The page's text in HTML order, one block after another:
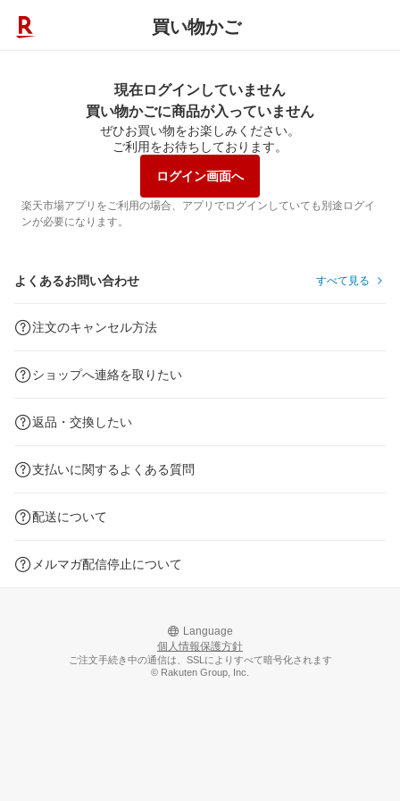
買い物かご
現在ログインしていません
買い物かごに商品が入っていません
ぜひお買い物をお楽しみください。
ご利用をお待ちしております。
ログイン画面へ
楽天市場アプリをご利用の場合、アプリでログインしていても別途ログイ
ンが必要になります。
よくあるお問い合わせ すべて見る
注文のキャンセル方法
ショップへ連絡を取りたい
返品・交換したい
支払いに関するよくある質問
配送について
メルマガ配信停止について
Language
個人情報保護方針
ご注文手続き中の通信は、SSLによりすべて暗号化されます
© Rakuten Group, Inc.